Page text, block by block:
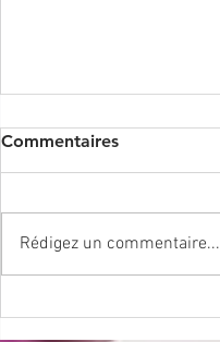
🎙️]
Commentaires
Rédigez un commentaire...